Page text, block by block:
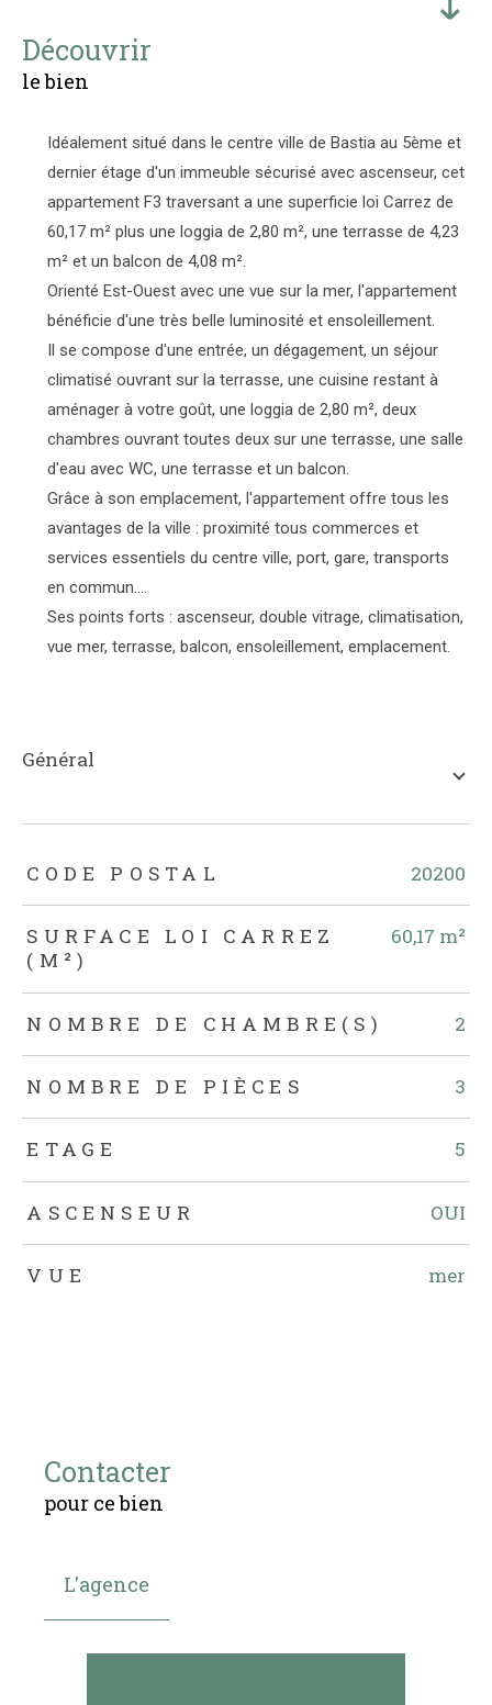
découvrir
le bien
Idéalement situé dans le centre ville de Bastia au 5ème et
dernier étage d'un immeuble sécurisé avec ascenseur, cet
appartement F3 traversant a une superficie loi Carrez de
60,17 m² plus une loggia de 2,80 m², une terrasse de 4,23
m² et un balcon de 4,08 m².
Orienté Est-Ouest avec une vue sur la mer, l'appartement
bénéficie d'une très belle luminosité et ensoleillement.
Il se compose d'une entrée, un dégagement, un séjour
climatisé ouvrant sur la terrasse, une cuisine restant à
aménager à votre goût, une loggia de 2,80 m², deux
chambres ouvrant toutes deux sur une terrasse, une salle
d'eau avec WC, une terrasse et un balcon.
Grâce à son emplacement, l'appartement offre tous les
avantages de la ville : proximité tous commerces et
services essentiels du centre ville, port, gare, transports
en commun....
Ses points forts : ascenseur, double vitrage, climatisation,
vue mer, terrasse, balcon, ensoleillement, emplacement.
général
TRAD_ZEPHYR_Caracteristique TRAD_ZEPHYR_Valeurs
CODE POSTAL 20200
SURFACE LOI CARREZ
(M²)
60,17 m²
NOMBRE DE CHAMBRE(S) 2
NOMBRE DE PIÈCES 3
ETAGE 5
ASCENSEUR OUI
VUE mer
Contacter
pour ce bien
L'agence